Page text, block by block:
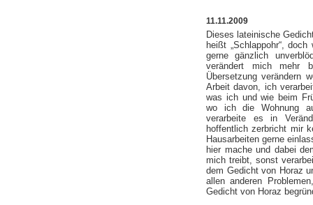
11.11.2009
Dieses lateinische
heißt „Schlappohr“,
gerne gänzlich
verändert mich mehr
Übersetzung verändern
Arbeit davon, ich
was ich und wie beim
wo ich die Wohnung
verarbeite es in
hoffentlich zerbricht mir
Hausarbeiten gerne
hier mache und dabei
mich treibt, sonst
dem Gedicht von Horaz
allen anderen
Gedicht von Horaz